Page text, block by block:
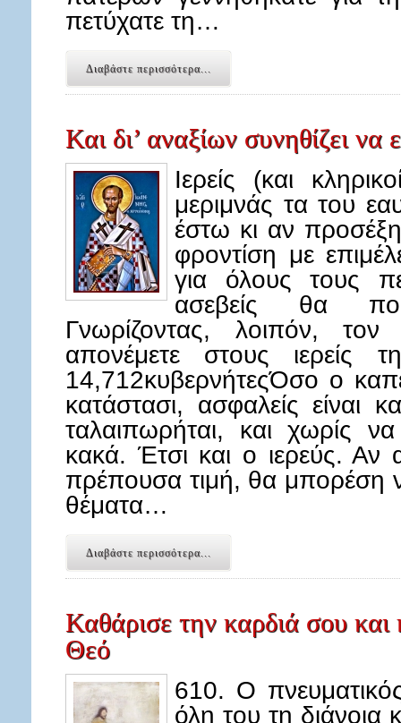
πετύχατε τη…
Διαβάστε περισσότερα...
Και δι’ αναξίων συνηθίζει να
Ιερείς (και
μεριμνάς τα του
έστω κι αν
φροντίση με
για όλους τους
ασεβείς θα
Γνωρίζοντας, λοιπόν,
απονέμετε στους ιερείς
14,712κυβερνήτεςΌσο ο
κατάστασι, ασφαλείς είναι
ταλαιπωρήται, και χωρίς
κακά. Έτσι και ο ιερεύς.
πρέπουσα τιμή, θα μπορέση
θέματα…
Διαβάστε περισσότερα...
Καθάρισε την καρδιά σου και
Θεό
610. Ο
όλη του τη διάνοια